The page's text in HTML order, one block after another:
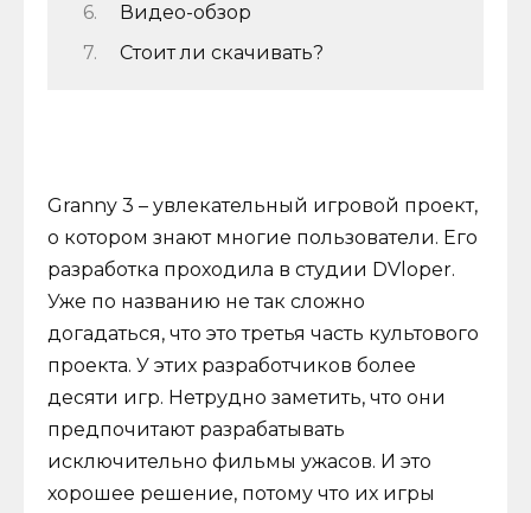
Видео-обзор
Стоит ли скачивать?
Granny 3 – увлекательный игровой проект,
о котором знают многие пользователи. Его
разработка проходила в студии DVloper.
Уже по названию не так сложно
догадаться, что это третья часть культового
проекта. У этих разработчиков более
десяти игр. Нетрудно заметить, что они
предпочитают разрабатывать
исключительно фильмы ужасов. И это
хорошее решение, потому что их игры